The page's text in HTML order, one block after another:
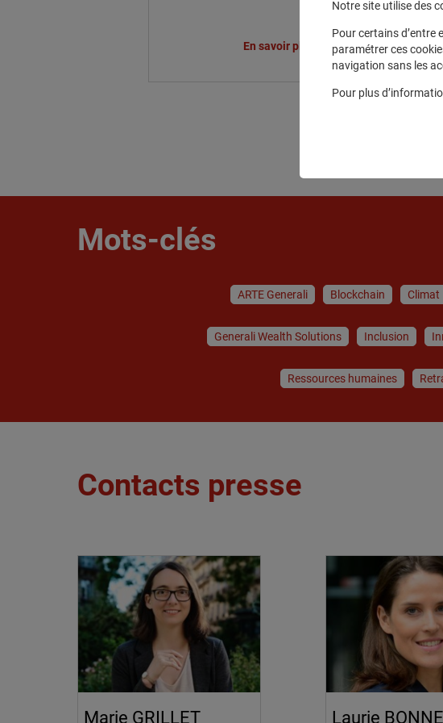
En savoir plus
Mots-clés
ARTE Generali Blockchain Climat
Generali Wealth Solutions Inclusion
Ressources humaines
Contacts presse
Marie GRILLET Laurie
Notre site utilise des
Pour certains d’entre
paramétrer ces
navigation sans les
Pour plus